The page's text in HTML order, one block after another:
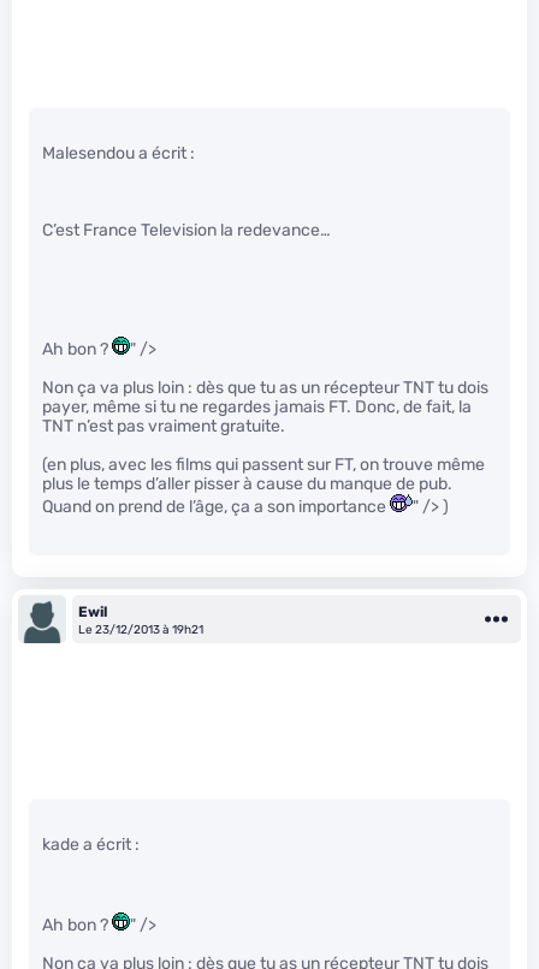
Malesendou a écrit :
C’est France Television la redevance…
Ah bon ?
" />
Non ça va plus loin : dès que tu as un récepteur TNT tu dois
payer, même si tu ne regardes jamais FT. Donc, de fait, la
TNT n’est pas vraiment gratuite.
(en plus, avec les films qui passent sur FT, on trouve même
plus le temps d’aller pisser à cause du manque de pub.
Quand on prend de l’âge, ça a son importance
" /> )
Ewil
Le 23/12/2013 à 19h21
kade a écrit :
Ah bon ?
" />
Non ça va plus loin : dès que tu as un récepteur TNT tu dois